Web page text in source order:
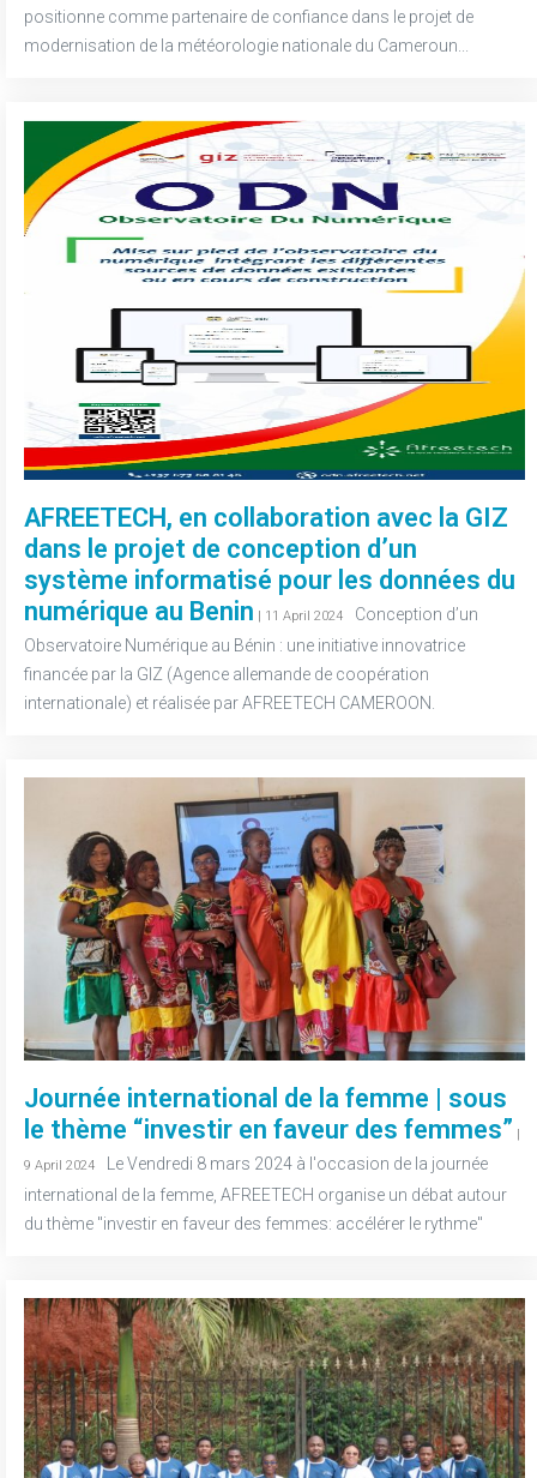
positionne comme partenaire de confiance dans le projet de
modernisation de la météorologie nationale du Cameroun...
AFREETECH, en collaboration avec la GIZ
dans le projet de conception d’un
système informatisé pour les données du
numérique au Benin | 11 April 2024
Conception d’un
Observatoire Numérique au Bénin : une initiative innovatrice
financée par la GIZ (Agence allemande de coopération
internationale) et réalisée par AFREETECH CAMEROON.
Journée international de la femme | sous
le thème “investir en faveur des femmes” |
9 April 2024
Le Vendredi 8 mars 2024 à l'occasion de la journée
international de la femme, AFREETECH organise un débat autour
du thème "investir en faveur des femmes: accélérer le rythme"